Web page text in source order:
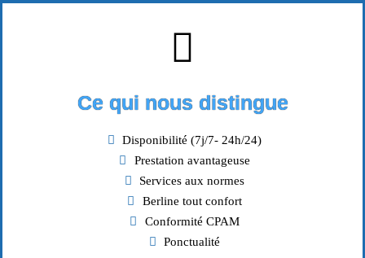
Ce qui nous distingue
Disponibilité (7j/7- 24h/24)
Prestation avantageuse
Services aux normes
Berline tout confort
Conformité CPAM
Ponctualité